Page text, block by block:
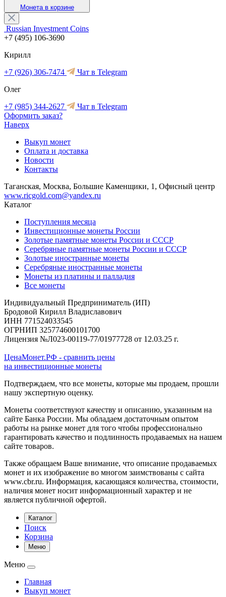
Монета в корзине
Russian Investment Coins
+7 (495) 106-3690
Кирилл
+7 (926) 306-7474
Чат в Telegram
Олег
+7 (985) 344-2627
Чат в Telegram
Оформить заказ?
Наверх
Выкуп монет
Оплата и доставка
Новости
Контакты
Таганская, Москва, Большие Каменщики, 1, Офисный центр
www.ricgold.com@yandex.ru
Каталог
Поступления месяца
Инвестиционные монеты России
Золотые памятные монеты России и СССР
Серебряные памятные монеты России и СССР
Золотые иностранные монеты
Серебряные иностранные монеты
Монеты из платины и палладия
Все монеты
Индивидуальный Предприниматель (ИП)
Бродовой Кирилл Владиславович
ИНН 771524033545
ОГРНИП 325774600101700
Лицензия №Л023-00119-77/01977728 от 12.03.25 г.
ЦенаМонет.РФ - сравнить цены
на инвестиционные монеты
Подтверждаем, что все монеты, которые мы продаем, прошли
нашу экспертную оценку.
Монеты соответствуют качеству и описанию, указанным на
сайте Банка России. Мы обладаем достаточным опытом
работы на рынке монет для того чтобы профессионально
гарантировать качество и подлинность продаваемых на нашем
сайте товаров.
Также обращаем Ваше внимание, что описание продаваемых
монет и их изображение во многом заимствованы с сайта
www.cbr.ru. Информация, касающаяся количества, стоимости,
наличия монет носит информационный характер и не
является публичной офертой.
Каталог
Поиск
Корзина
Меню
Меню
Главная
Выкуп монет